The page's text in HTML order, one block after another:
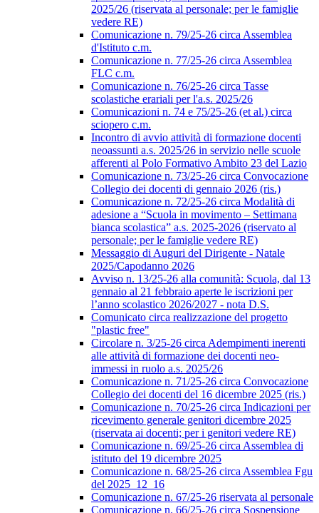
2025/26 (riservata al personale; per le famiglie
vedere RE)
Comunicazione n. 79/25-26 circa Assemblea
d'Istituto c.m.
Comunicazione n. 77/25-26 circa Assemblea
FLC c.m.
Comunicazione n. 76/25-26 circa Tasse
scolastiche erariali per l'a.s. 2025/26
Comunicazioni n. 74 e 75/25-26 (et al.) circa
sciopero c.m.
Incontro di avvio attività di formazione docenti
neoassunti a.s. 2025/26 in servizio nelle scuole
afferenti al Polo Formativo Ambito 23 del Lazio
Comunicazione n. 73/25-26 circa Convocazione
Collegio dei docenti di gennaio 2026 (ris.)
Comunicazione n. 72/25-26 circa Modalità di
adesione a “Scuola in movimento – Settimana
bianca scolastica” a.s. 2025-2026 (riservato al
personale; per le famiglie vedere RE)
Messaggio di Auguri del Dirigente - Natale
2025/Capodanno 2026
Avviso n. 13/25-26 alla comunità: Scuola, dal 13
gennaio al 21 febbraio aperte le iscrizioni per
l’anno scolastico 2026/2027 - nota D.S.
Comunicato circa realizzazione del progetto
"plastic free"
Circolare n. 3/25-26 circa Adempimenti inerenti
alle attività di formazione dei docenti neo-
immessi in ruolo a.s. 2025/26
Comunicazione n. 71/25-26 circa Convocazione
Collegio dei docenti del 16 dicembre 2025 (ris.)
Comunicazione n. 70/25-26 circa Indicazioni per
ricevimento generale genitori dicembre 2025
(riservata ai docenti; per i genitori vedere RE)
Comunicazione n. 69/25-26 circa Assemblea di
istituto del 19 dicembre 2025
Comunicazione n. 68/25-26 circa Assemblea Fgu
del 2025_12_16
Comunicazione n. 67/25-26 riservata al personale
Comunicazione n. 66/25-26 circa Sospensione